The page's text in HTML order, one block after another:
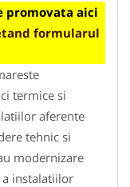
promovata aici
formularul
termice si
aferente
tehnic si
modernizare
a instalatiilor